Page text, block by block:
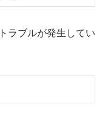
ラブルが発生してい